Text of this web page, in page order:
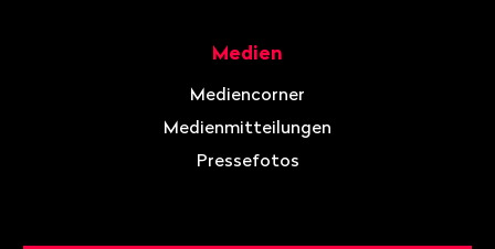
Medien
Mediencorner
Medienmitteilungen
Pressefotos